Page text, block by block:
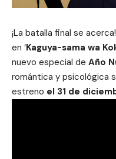
¡La batalla final se acerca!
en ‘Kaguya-sama wa
nuevo especial de Año
romántica y psicológica
estreno el 31 de